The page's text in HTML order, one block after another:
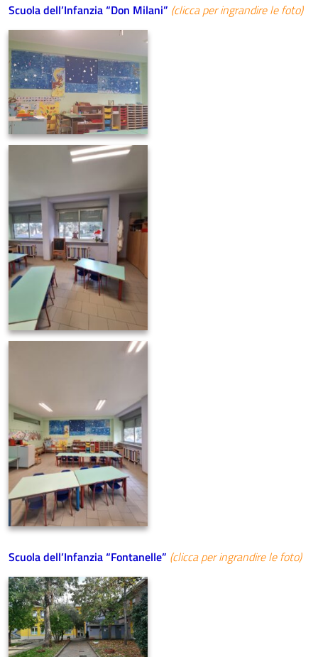
Scuola dell’Infanzia “Don Milani” (clicca per ingrandire le foto)
Scuola dell’Infanzia “Fontanelle” (clicca per ingrandire le foto)